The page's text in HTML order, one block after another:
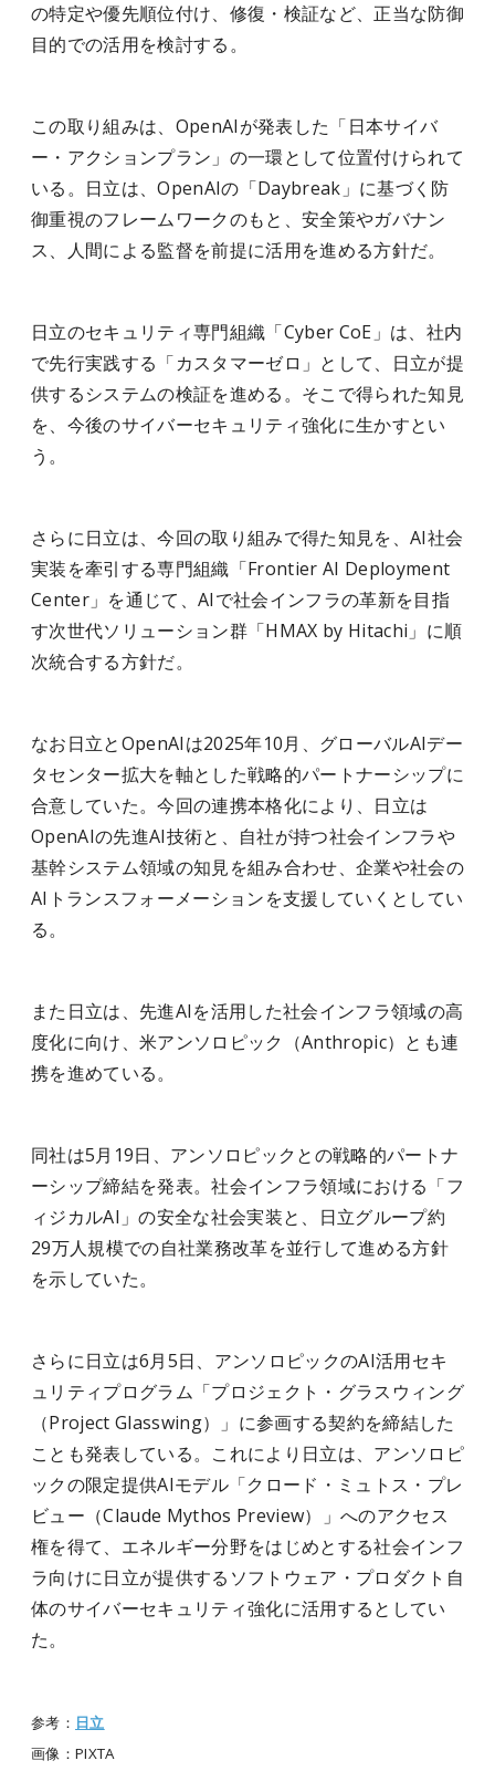
の特定や優先順位付け、修復・検証など、正当な防御
目的での活用を検討する。
この取り組みは、OpenAIが発表した「日本サイバ
ー・アクションプラン」の一環として位置付けられて
いる。日立は、OpenAIの「Daybreak」に基づく防
御重視のフレームワークのもと、安全策やガバナン
ス、人間による監督を前提に活用を進める方針だ。
日立のセキュリティ専門組織「Cyber CoE」は、社内
で先行実践する「カスタマーゼロ」として、日立が提
供するシステムの検証を進める。そこで得られた知見
を、今後のサイバーセキュリティ強化に生かすとい
う。
さらに日立は、今回の取り組みで得た知見を、AI社会
実装を牽引する専門組織「Frontier AI Deployment
Center」を通じて、AIで社会インフラの革新を目指
す次世代ソリューション群「HMAX by Hitachi」に順
次統合する方針だ。
なお日立とOpenAIは2025年10月、グローバルAIデー
タセンター拡大を軸とした戦略的パートナーシップに
合意していた。今回の連携本格化により、日立は
OpenAIの先進AI技術と、自社が持つ社会インフラや
基幹システム領域の知見を組み合わせ、企業や社会の
AIトランスフォーメーションを支援していくとしてい
る。
また日立は、先進AIを活用した社会インフラ領域の高
度化に向け、米アンソロピック（Anthropic）とも連
携を進めている。
同社は5月19日、アンソロピックとの戦略的パートナ
ーシップ締結を発表。社会インフラ領域における「フ
ィジカルAI」の安全な社会実装と、日立グループ約
29万人規模での自社業務改革を並行して進める方針
を示していた。
さらに日立は6月5日、アンソロピックのAI活用セキ
ュリティプログラム「プロジェクト・グラスウィング
（Project Glasswing）」に参画する契約を締結した
ことも発表している。これにより日立は、アンソロピ
ックの限定提供AIモデル「クロード・ミュトス・プレ
ビュー（Claude Mythos Preview）」へのアクセス
権を得て、エネルギー分野をはじめとする社会インフ
ラ向けに日立が提供するソフトウェア・プロダクト自
体のサイバーセキュリティ強化に活用するとしてい
た。
参考： 日立
画像：PIXTA